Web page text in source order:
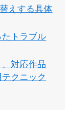
えする具体
トラブル
対応作品
クニック